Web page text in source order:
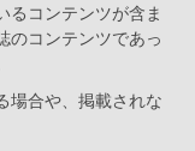
るコンテンツが含ま
のコンテンツであっ
場合や、掲載されな